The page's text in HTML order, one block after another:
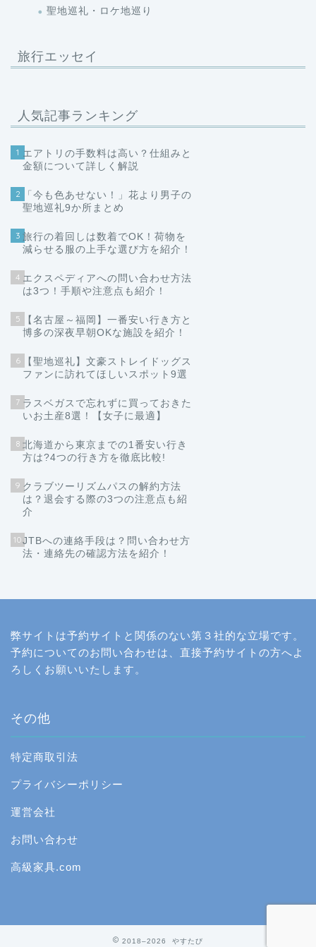
聖地巡礼・ロケ地巡り
旅行エッセイ
人気記事ランキング
1 エアトリの手数料は高い？仕組みと
金額について詳しく解説
2
「今も色あせない！」花より男子の
聖地巡礼9か所まとめ
3 旅行の着回しは数着でOK！荷物を
減らせる服の上手な選び方を紹介！
4 エクスペディアへの問い合わせ方法
は3つ！手順や注意点も紹介！
5
【名古屋～福岡】一番安い行き方と
博多の深夜早朝OKな施設を紹介！
6
【聖地巡礼】文豪ストレイドッグス
ファンに訪れてほしいスポット9選
7 ラスベガスで忘れずに買っておきた
いお土産8選！【女子に最適】
8 北海道から東京までの1番安い行き
方は?4つの行き方を徹底比較!
9 クラブツーリズムパスの解約方法
は？退会する際の3つの注意点も紹
介
10JTBへの連絡手段は？問い合わせ方
法・連絡先の確認方法を紹介！
弊サイトは予約サイトと関係のない第３社的な立場です。
予約についてのお問い合わせは、直接予約サイトの方へよ
ろしくお願いいたします。
その他
特定商取引法
プライバシーポリシー
運営会社
お問い合わせ
高級家具.com
2018–2026 やすたび